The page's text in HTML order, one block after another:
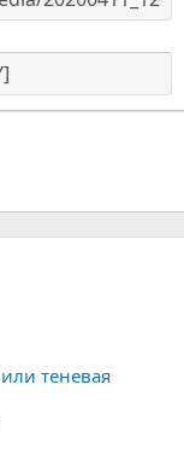
почта
теневая